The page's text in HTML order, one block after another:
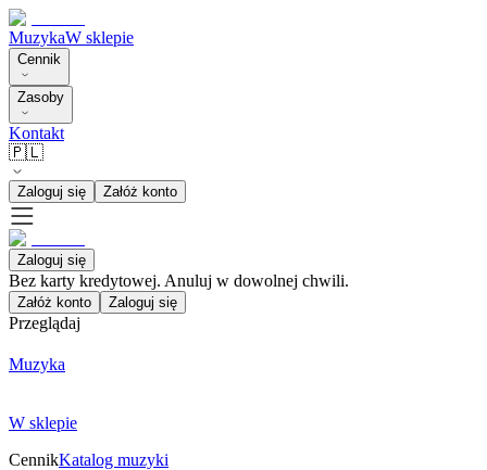
MuzykaW sklepie
Cennik
Zasoby
Kontakt
🇵🇱
Zaloguj się Załóż konto
Zaloguj się
Bez karty kredytowej. Anuluj w dowolnej chwili.
Załóż konto Zaloguj się
Przeglądaj
Muzyka
W sklepie
CennikKatalog muzyki